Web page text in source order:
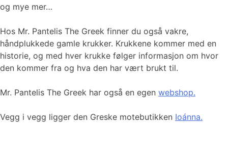
og mye mer…
Hos Mr. Pantelis The Greek finner du også vakre,
håndplukkede gamle krukker. Krukkene kommer med en
historie, og med hver krukke følger informasjon om hvor
den kommer fra og hva den har vært brukt til.
Mr. Pantelis The Greek har også en egen webshop.
Vegg i vegg ligger den Greske motebutikken Ioánna.